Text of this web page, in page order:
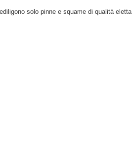
solo pinne e squame di qualità eletta.